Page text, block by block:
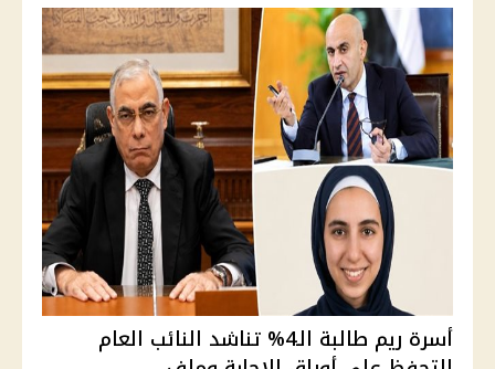
أسرة ريم طالبة الـ4% تناشد النائب العام